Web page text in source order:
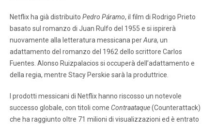
Netflix ha già distribuito Pedro Páramo, il film di Rodrigo Prieto
basato sul romanzo di Juan Rulfo del 1955 e si ispirerà
nuovamente alla letteratura messicana perAura, un
adattamento del romanzo del 1962 dello scrittore Carlos
Fuentes. Alonso Ruizpalacios si occuperà dell’adattamento e
della regia, mentre Stacy Perskie sarà la produttrice.
I prodotti messicani di Netflix hanno riscosso un notevole
successo globale, con titoli come Contraataque(Counterattack)
che ha raggiunto oltre 71 milioni di visualizzazioni ed è entrato